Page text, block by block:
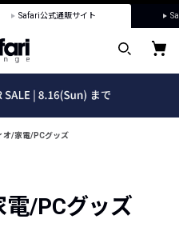
Safari公式通販サイト
オ/家電/PCグッズ
/PCグッズ